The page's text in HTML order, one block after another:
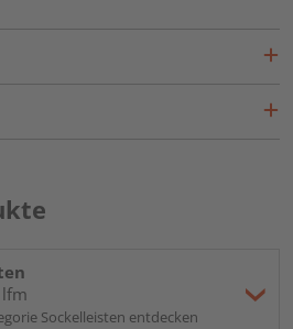
Sockelleisten entdecken